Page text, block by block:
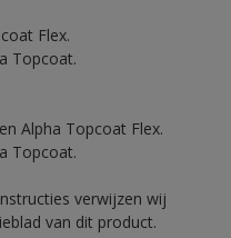
Flex.
Topcoat.
Alpha Topcoat Flex.
Topcoat.
verwijzen wij
van dit product.